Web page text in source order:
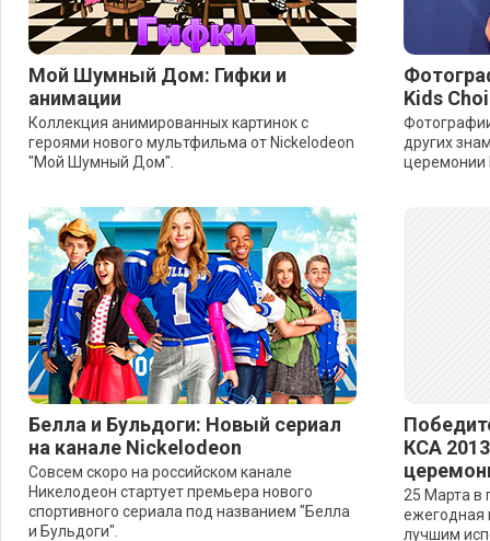
Мой Шумный Дом: Гифки и
анимации
Коллекция анимированных картинок с
героями нового мультфильма от Nickelodeon
"Мой Шумный Дом".
Kids
других
церемонии
Белла и Бульдоги: Новый сериал
на канале Nickelodeon
Совсем скоро на российском канале
Никелодеон стартует премьера нового
спортивного сериала под названием "Белла
и Бульдоги".
КСА
25 Марта в
ежегодная
лучшим